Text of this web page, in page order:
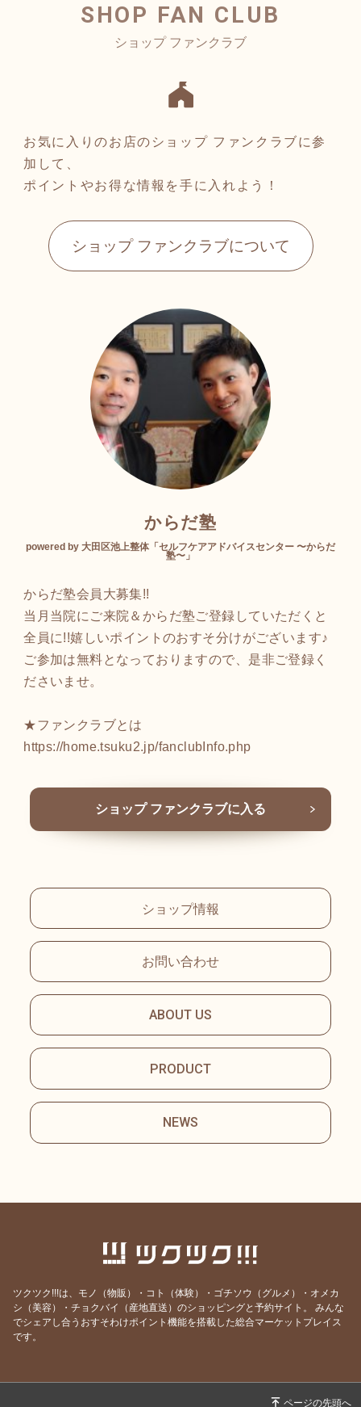
SHOP FAN CLUB
お気に入りのお店のショップ ファンクラブに参
加して、
ポイントやお得な情報を手に入れよう！
ショップ ファンクラブについて
からだ塾
powered by 大田区池上整体「セルフケアアドバイスセンター 〜からだ
塾〜」
からだ塾会員大募集!!
当月当院にご来院＆からだ塾ご登録していただくと
全員に!!嬉しいポイントのおすそ分けがございます♪
ご参加は無料となっておりますので、是非ご登録く
ださいませ。
★ファンクラブとは
https://home.tsuku2.jp/fanclubInfo.php
ショップ ファンクラブに入る
ショップ情報
お問い合わせ
ABOUT US
PRODUCT
NEWS
ツクツク!!!は、モノ（物販）・コト（体験）・ゴチソウ（グルメ）・オメカ
シ（美容）・チョクバイ（産地直送）のショッピングと予約サイト。
みんな
でシェアし合うおすそわけポイント機能を搭載した総合マーケットプレイス
です。